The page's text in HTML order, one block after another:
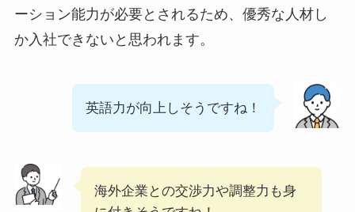
ーション能力が必要とされるため、優秀な人材し
か入社できないと思われます。
英語力が向上しそうですね！
海外企業との交渉力や調整力も身